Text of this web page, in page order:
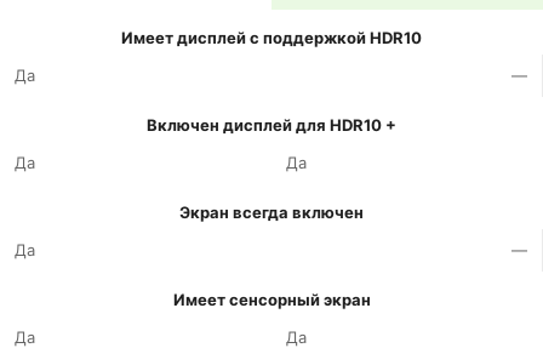
Имеет дисплей с поддержкой HDR10
Да
—
Включен дисплей для HDR10 +
Да
Да
Экран всегда включен
Да
—
Имеет сенсорный экран
Да
Да